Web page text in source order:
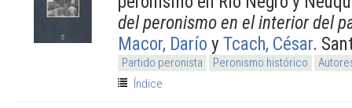
del peronismo en el interior del
Macor, Darío y Tcach, César.
Partido peronista Peronismo histórico
Índice